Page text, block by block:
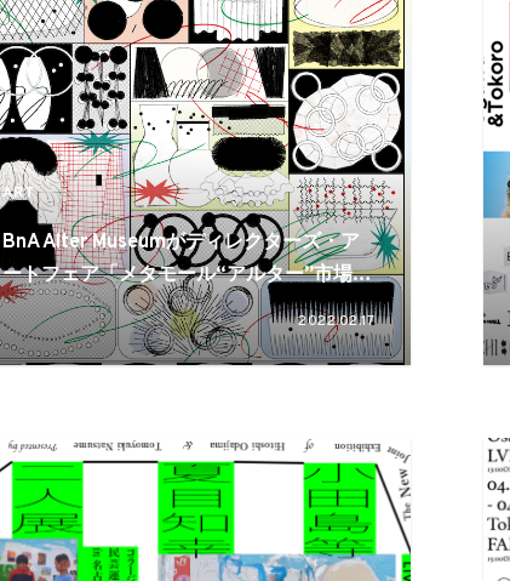
ART
BnA Alter Museumがディレクターズ・ア
ートフェア「メタモール“アルター”市場
vol.3」を開催
2022.02.17